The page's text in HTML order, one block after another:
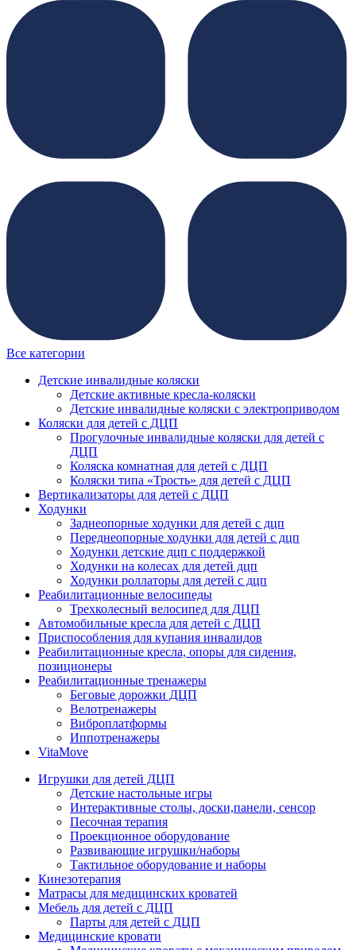
Все категории
Детские инвалидные коляски
Детские активные кресла-коляски
Детские инвалидные коляски с электроприводом
Коляски для детей с ДЦП
Прогулочные инвалидные коляски для детей с
ДЦП
Коляска комнатная для детей с ДЦП
Коляски типа «Трость» для детей с ДЦП
Вертикализаторы для детей с ДЦП
Ходунки
Заднеопорные ходунки для детей с дцп
Переднеопорные ходунки для детей с дцп
Ходунки детские дцп с поддержкой
Ходунки на колесах для детей дцп
Ходунки роллаторы для детей с дцп
Реабилитационные велосипеды
Трехколесный велосипед для ДЦП
Автомобильные кресла для детей с ДЦП
Приспособления для купания инвалидов
Реабилитационные кресла, опоры для сидения,
позиционеры
Реабилитационные тренажеры
Беговые дорожки ДЦП
Велотренажеры
Виброплатформы
Иппотренажеры
VitaMove
Игрушки для детей ДЦП
Детские настольные игры
Интерактивные столы, доски,панели, сенсор
Песочная терапия
Проекционное оборудование
Развивающие игрушки/наборы
Тактильное оборудование и наборы
Кинезотерапия
Матрасы для медицинских кроватей
Мебель для детей с ДЦП
Парты для детей с ДЦП
Медицинские кровати